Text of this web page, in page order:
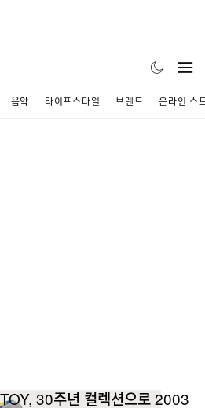
음악 라이프스타일 브랜드 온라인 스
30주년 컬렉션으로 2003